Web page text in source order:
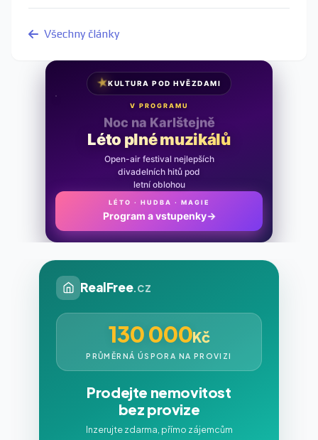
Všechny články
★KULTURA POD HVĚZDAMI
V PROGRAMU
Noc na Karlštejně
Léto plné muzikálů
Open-air festival nejlepších
divadelních hitů pod
letní oblohou
LÉTO · HUDBA · MAGIE
Program a vstupenky →
RealFree.cz
130 000Kč
PRŮMĚRNÁ ÚSPORA NA PROVIZI
Prodejte nemovitost
bez provize
Inzerujte zdarma, přímo zájemcům